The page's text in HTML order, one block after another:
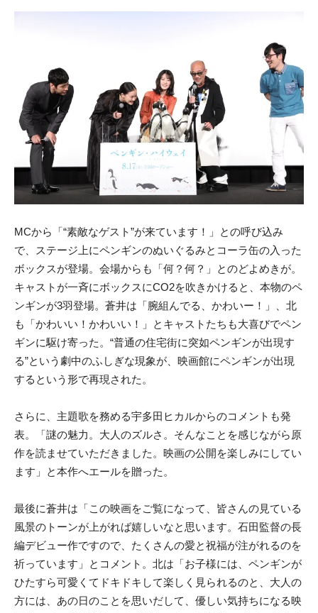
MCから「“素敵なゲスト”が来ています！」との呼び込み
で、ステージ上にペンギンのぬいぐるみとコーラ缶の入った
ボックスが登場。会場からも「何？何？」とのどよめきが。
キャストが一斉にボックスにCO2を吹きかけると、本物のペ
ンギンが3羽登場。蒼井は「腕組んでる、かわいー！」、北
も「かわいい！かわいい！」とキャストたちも大喜びでペン
ギンに駆け寄った。“普通の住宅街に突如ペンギンが出現す
る”という劇中のふしぎな現象が、映画館にペンギンが出現
するという形で再現された。
さらに、主題歌を務める宇多田ヒカルからのコメントも発
表。「謎の魅力。大人のズルさ。そんなことを感じながら原
作を読ませていただきました。映画の公開を楽しみにしてい
ます」と本作へエールを贈った。
最後に蒼井は「この映画をご覧になって、皆さんの見ている
風景のトーンが上がれば嬉しいなと思います。石田監督の長
編デビュー作ですので、たくさんの愛と祝福が注がれるのを
祈っています」とコメント。北は「お子様には、ペンギンが
ひたすら可愛くてドキドキして楽しく見られるのと、大人の
方には、あの日のことを思いだして、優しい気持ちになる映